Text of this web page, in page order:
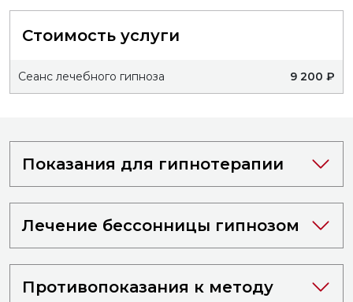
Стоимость услуги
Сеанс лечебного гипноза 9 200 ₽
Показания для гипнотерапии
Лечение бессонницы гипнозом
Противопоказания к методу